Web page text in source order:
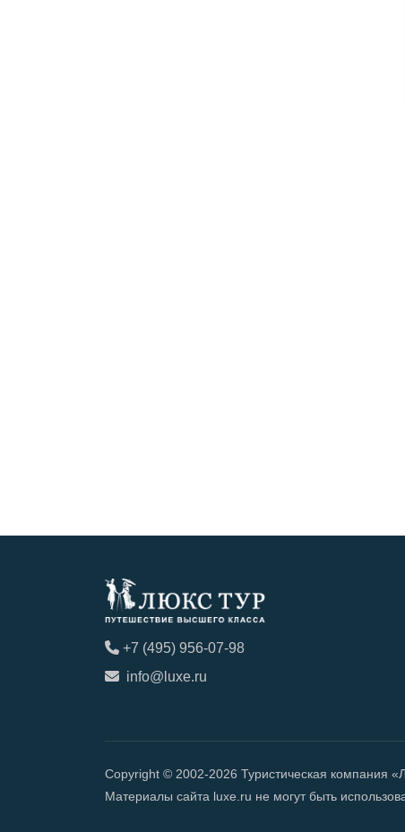
+7 (495) 956-07-98
info@luxe.ru
Copyright © 2002-2026 Туристическая компания
Материалы сайта luxe.ru не могут быть